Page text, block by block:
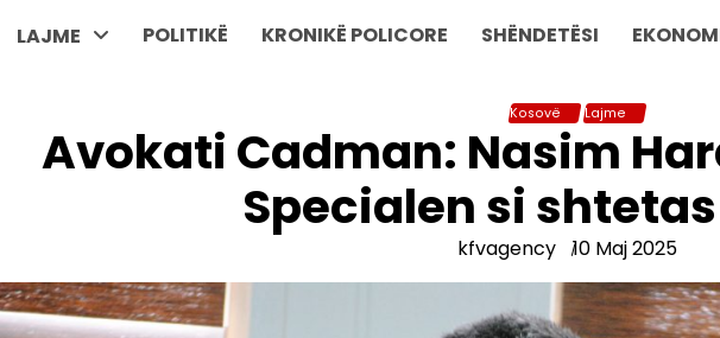
LAJME POLITIKË KRONIKË POLICORE SHËNDETËSI
Kosovë Lajme
Avokati Cadman: Nasim
Specialen si
kfvagency 10 Maj 2025